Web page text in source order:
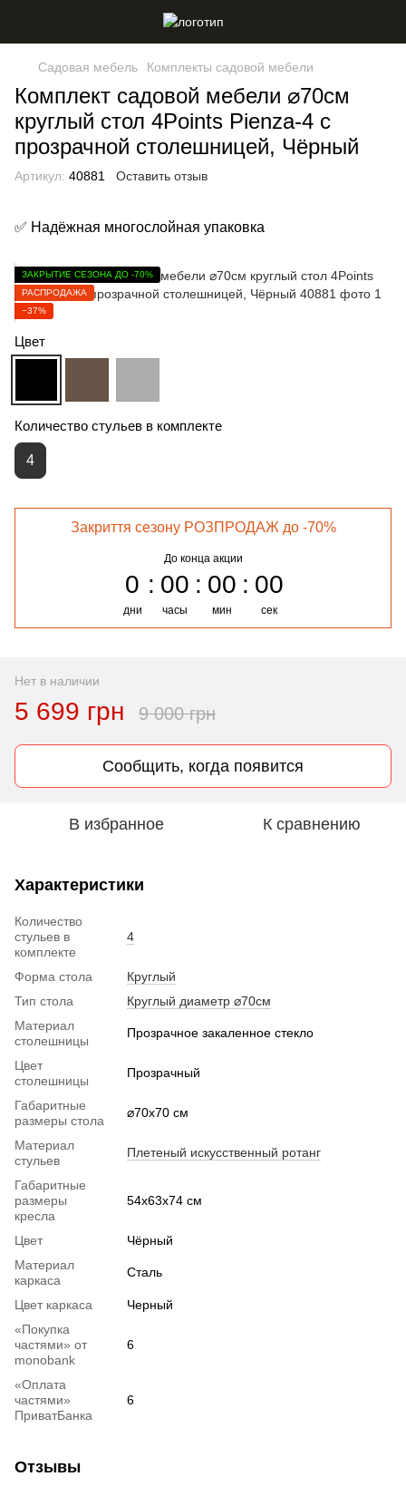
Садовая мебель Комплекты садовой мебели
Комплект садовой мебели ⌀70см
круглый стол 4Points Pienza-4 с
прозрачной столешницей, Чёрный
Артикул: 40881 Оставить отзыв
✅ Надёжная многослойная упаковка
ЗАКРЫТИЕ СЕЗОНА ДО -70%
РАСПРОДАЖА
−37%
Цвет
Количество стульев в комплекте
4
Закриття сезону РОЗПРОДАЖ до -70%
До конца акции
0
дни
00
часы
00
мин
00
сек
Нет в наличии
5 699 грн 9 000 грн
Сообщить, когда появится
В избранное К сравнению
Характеристики
Количество
стульев в
комплекте
4
Форма стола
Круглый
Тип стола
Круглый диаметр ⌀70см
Материал
столешницы
Прозрачное закаленное стекло
Цвет
столешницы
Прозрачный
Габаритные
размеры стола
⌀70x70 см
Материал
стульев
Плетеный искусственный ротанг
Габаритные
размеры
кресла
54х63x74 см
Цвет
Чёрный
Материал
каркаса
Сталь
Цвет каркаса
Черный
«Покупка
частями» от
monobank
6
«Оплата
частями»
ПриватБанка
6
Отзывы